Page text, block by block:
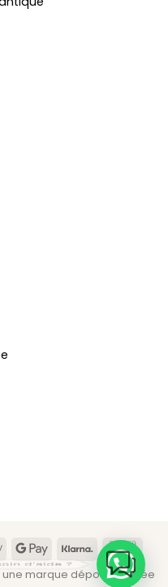
Apple
Pay
Google
Pay
Klarna
marque déposée située
d'aide ?